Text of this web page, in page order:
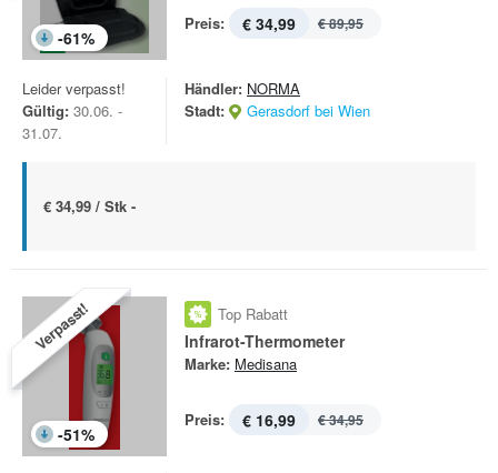
-61%
Preis: € 34,99 € 89,95
Leider verpasst!
Gültig: 30.06. -
31.07.
Händler: NORMA
Stadt:
Gerasdorf bei Wien
€ 34,99 / Stk -
Verpasst!
-51%
Top Rabatt
Infrarot-Thermometer
Marke: Medisana
Preis: € 16,99 € 34,95